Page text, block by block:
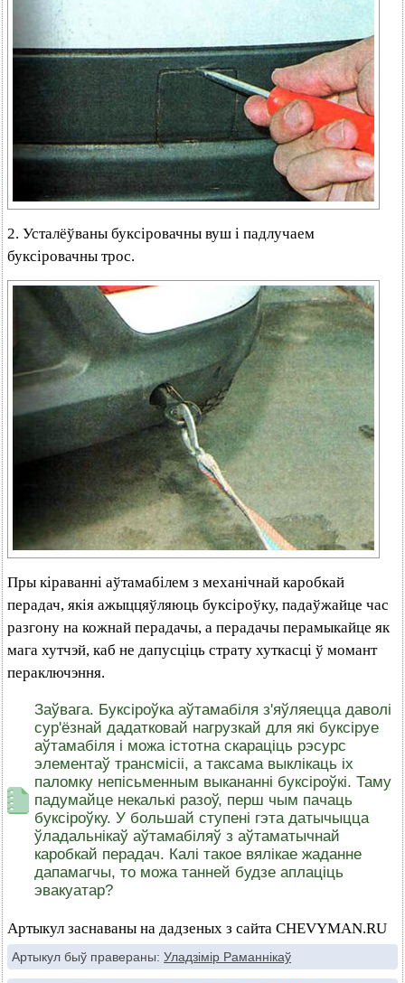
2. Усталёўваны буксіровачны вуш і падлучаем
буксіровачны трос.
Пры кіраванні аўтамабілем з механічнай каробкай
перадач, якія ажыццяўляюць буксіроўку, падаўжайце час
разгону на кожнай перадачы, а перадачы перамыкайце як
мага хутчэй, каб не дапусціць страту хуткасці ў момант
пераключэння.
Заўвага. Буксіроўка аўтамабіля з'яўляецца даволі
сур'ёзнай дадатковай нагрузкай для які буксіруе
аўтамабіля і можа істотна скараціць рэсурс
элементаў трансмісіі, а таксама выклікаць іх
паломку непісьменным выкананні буксіроўкі. Таму
падумайце некалькі разоў, перш чым пачаць
буксіроўку. У большай ступені гэта датычыцца
ўладальнікаў аўтамабіляў з аўтаматычнай
каробкай перадач. Калі такое вялікае жаданне
дапамагчы, то можа танней будзе аплаціць
эвакуатар?
Артыкул заснаваны на дадзеных з сайта CHEVYMAN.RU
Артыкул быў правераны: Уладзімір Раманнікаў